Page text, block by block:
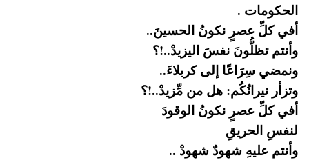
الحكومات .
أفي كلِّ عصرٍ نكونُ الحسينَ..
وأنتم تظلُّونَ نفسَ اليزيدْ..!؟
ونمضي سِرَاعًا إلى كربلاءَ..
وتزأر نيرانُكُم: هل من مِّزيدْ..!؟
أفي كلِّ عصرٍ نكونُ الوقودَ
لنفسِ الحريقِ
وأنتم عليهِ شهودٌ شهودْ ..